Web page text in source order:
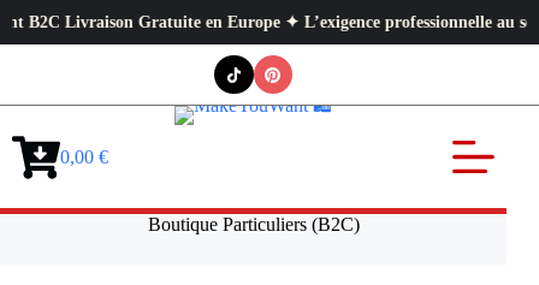
Gratuite en Europe ✦ L’exigence professionnelle au service de votre
Panier0,00 €
Boutique Particuliers (B2C)